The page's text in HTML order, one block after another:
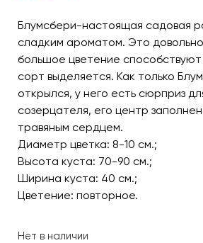
Блумсбери-настоящая садовая
сладким ароматом. Это
большое цветение
сорт выделяется. Как только
открылся, у него есть сюрприз
созерцателя, его центр
травяным сердцем.
Диаметр цветка: 8-10 см.;
Высота куста: 70-90 см.;
Ширина куста: 40 см.;
Цветение: повторное.
Нет в наличии